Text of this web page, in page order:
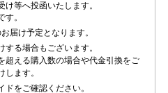
け等へ投函いたします。
す。
届け予定となります。
する場合もございます。
超える購入数の場合や代金引換をご
します。
ドをご確認ください。